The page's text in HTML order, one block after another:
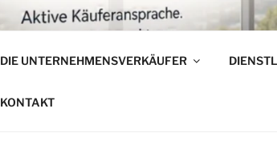
DIE
DIE UNTERNEHMENSVERKÄUFER
KONTAKT